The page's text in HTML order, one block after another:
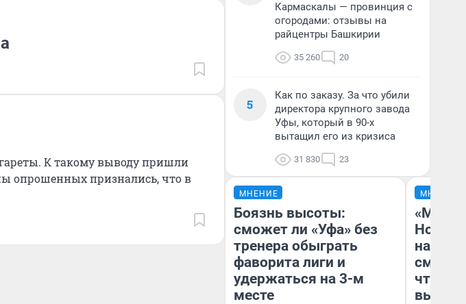
К такому выводу пришли
опрошенных признались, что в
Кармаскалы — провинция с
огородами: отзывы на
райцентры Башкирии
35 260 20
5
Как по заказу. За что убили
директора крупного завода
Уфы, который в 90-х
вытащил его из кризиса
31 830 23
МНЕНИЕ
Боязнь высоты:
сможет ли «Уфа» без
тренера обыграть
фаворита лиги и
удержаться на 3-м
месте
МНЕНИЕ
«Мы
чтобы